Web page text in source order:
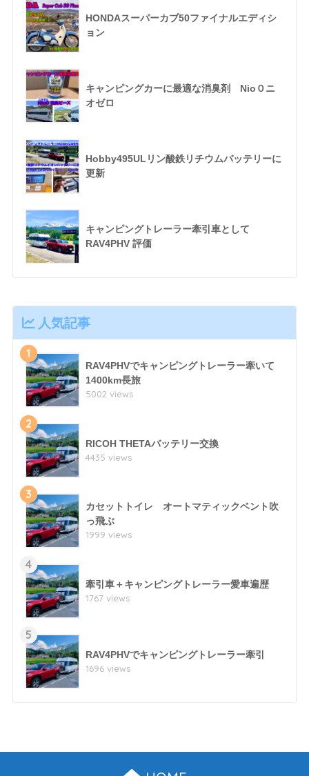
HONDAスーパーカブ50ファイナルエディシ
ョン
キャンピングカーに最適な消臭剤 Nio０ニ
オゼロ
Hobby495ULリン酸鉄リチウムバッテリーに
更新
キャンピングトレーラー牽引車として
RAV4PHV 評価
人気記事
1
RAV4PHVでキャンピングトレーラー牽いて
1400km長旅
5002 views
2
RICOH THETAバッテリー交換
4435 views
3
カセットトイレ オートマティックベント吹
っ飛ぶ
1999 views
4
牽引車＋キャンピングトレーラー愛車遍歴
1767 views
5
RAV4PHVでキャンピングトレーラー牽引
1696 views